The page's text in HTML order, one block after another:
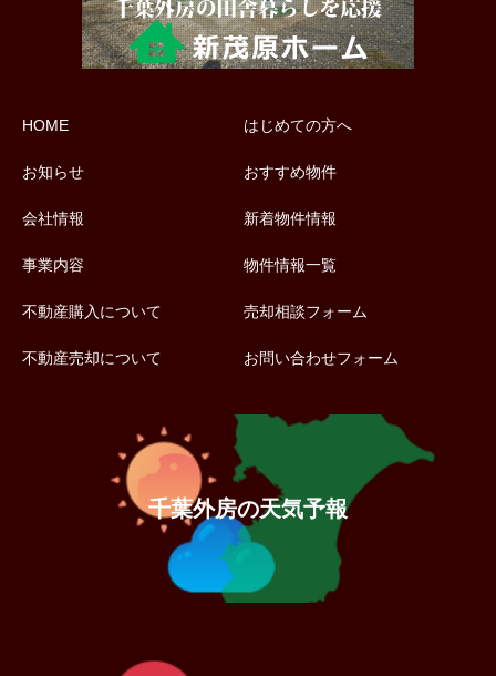
HOME
お知らせ
会社情報
事業内容
不動産購入について
不動産売却について
はじめての方へ
おすすめ物件
新着物件情報
物件情報一覧
売却相談フォーム
お問い合わせフォーム
千葉外房の天気予報